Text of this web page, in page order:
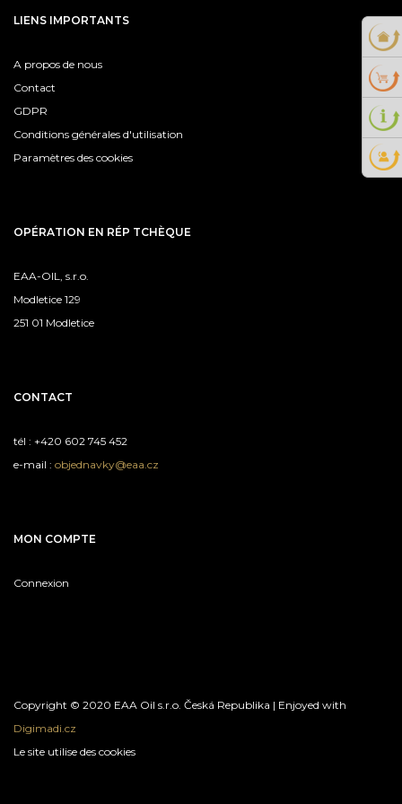
LIENS IMPORTANTS
A propos de nous
Contact
GDPR
Conditions générales d'utilisation
Paramètres des cookies
OPÉRATION EN RÉP TCHÈQUE
EAA-OIL, s.r.o.
Modletice 129
251 01 Modletice
CONTACT
tél : +420 602 745 452
e-mail : objednavky@eaa.cz
MON COMPTE
Connexion
Copyright © 2020 EAA Oil s.r.o. Česká Republika | Enjoyed with
Digimadi.cz
Le site utilise des cookies